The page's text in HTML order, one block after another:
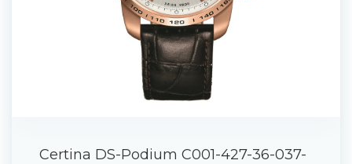
Certina DS-Podium C001-427-36-037-